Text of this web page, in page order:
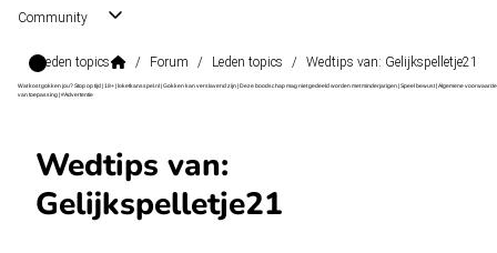
Community
Leden topics / Forum / Leden topics / Wedtips van: Gelijkspelletje21
Wat kost gokken jou? Stop op tijd | 18+ | loketkansspel.nl | Gokken kan verslavend zijn | Deze boodschap mag niet gedeeld worden met minderjarigen | Speel bewust | Algemene
van toepassing | #Advertentie
Wedtips van:
Gelijkspelletje21